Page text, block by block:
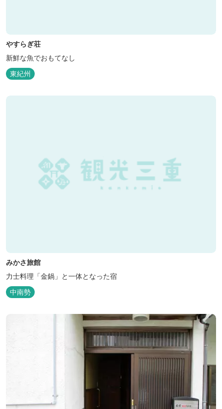
やすらぎ荘
新鮮な魚でおもてなし
東紀州
みかさ旅館
力士料理「金鍋」と一体となった宿
中南勢